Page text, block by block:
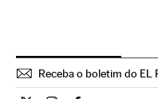
Receba o boletim do EL